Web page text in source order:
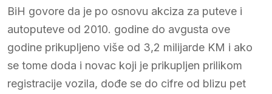
BiH govore da je po osnovu akciza za puteve i
autoputeve od 2010. godine do avgusta ove
godine prikupljeno više od 3,2 milijarde KM i ako
se tome doda i novac koji je prikupljen prilikom
registracije vozila, dođe se do cifre od blizu pet